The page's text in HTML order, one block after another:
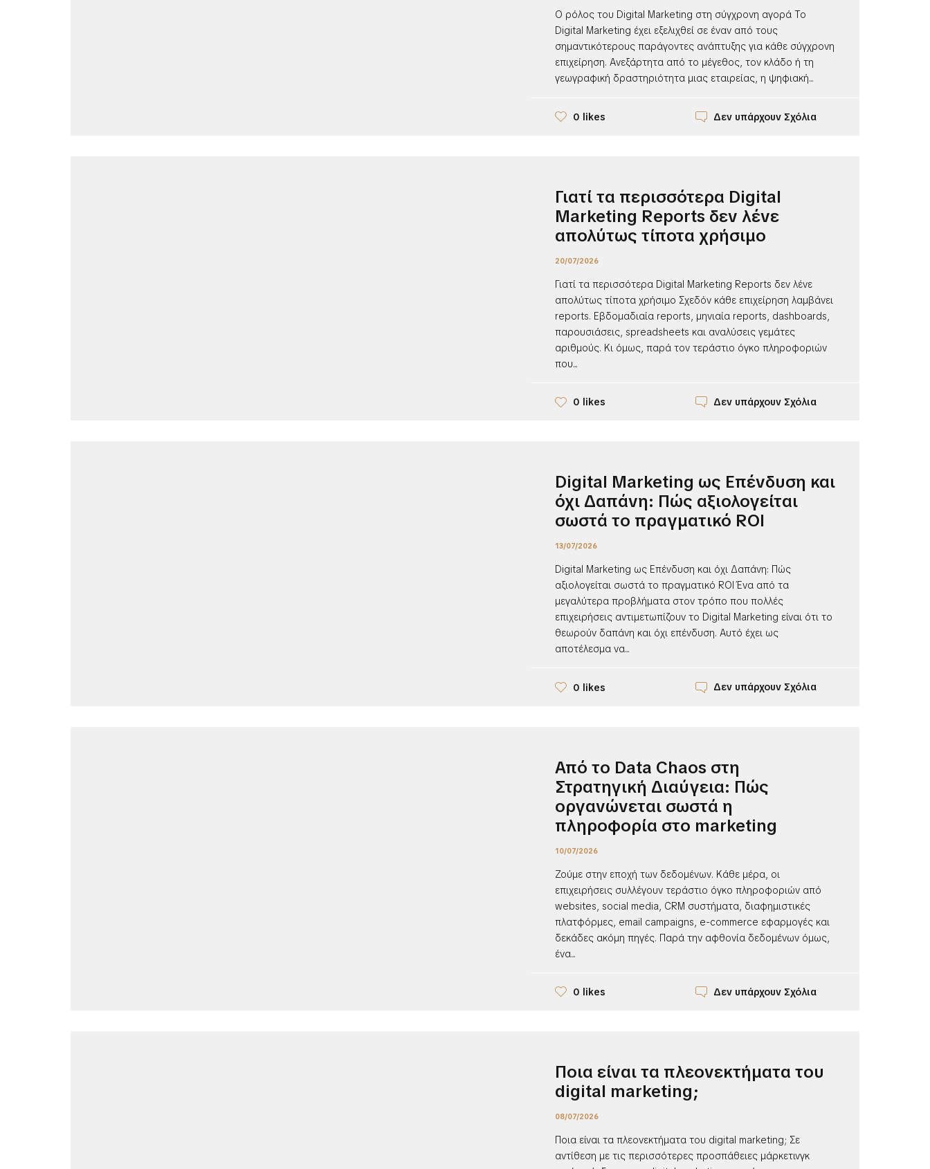
Ο ρόλος του Digital Marketing στη σύγχρονη αγορά Το
Digital Marketing έχει εξελιχθεί σε έναν από τους
σημαντικότερους παράγοντες ανάπτυξης για κάθε σύγχρονη
επιχείρηση. Ανεξάρτητα από το μέγεθος, τον κλάδο ή τη
γεωγραφική δραστηριότητα μιας εταιρείας, η ψηφιακή...
0 likes Δεν υπάρχουν Σχόλια
Γιατί τα περισσότερα Digital
Marketing Reports δεν λένε
απολύτως τίποτα χρήσιμο
20/07/2026
Γιατί τα περισσότερα Digital Marketing Reports δεν λένε
απολύτως τίποτα χρήσιμο Σχεδόν κάθε επιχείρηση λαμβάνει
reports. Εβδομαδιαία reports, μηνιαία reports, dashboards,
παρουσιάσεις, spreadsheets και αναλύσεις γεμάτες
αριθμούς. Κι όμως, παρά τον τεράστιο όγκο πληροφοριών
που...
0 likes Δεν υπάρχουν Σχόλια
Digital Marketing ως Επένδυση και
όχι Δαπάνη: Πώς αξιολογείται
σωστά το πραγματικό ROI
13/07/2026
Digital Marketing ως Επένδυση και όχι Δαπάνη: Πώς
αξιολογείται σωστά το πραγματικό ROI Ένα από τα
μεγαλύτερα προβλήματα στον τρόπο που πολλές
επιχειρήσεις αντιμετωπίζουν το Digital Marketing είναι ότι το
θεωρούν δαπάνη και όχι επένδυση. Αυτό έχει ως
αποτέλεσμα να...
0 likes Δεν υπάρχουν Σχόλια
Από το Data Chaos στη
Στρατηγική Διαύγεια: Πώς
οργανώνεται σωστά η
πληροφορία στο marketing
10/07/2026
Ζούμε στην εποχή των δεδομένων. Κάθε μέρα, οι
επιχειρήσεις συλλέγουν τεράστιο όγκο πληροφοριών από
websites, social media, CRM συστήματα, διαφημιστικές
πλατφόρμες, email campaigns, e-commerce εφαρμογές και
δεκάδες ακόμη πηγές. Παρά την αφθονία δεδομένων όμως,
ένα...
0 likes Δεν υπάρχουν Σχόλια
Ποια είναι τα πλεονεκτήματα του
digital marketing;
08/07/2026
Ποια είναι τα πλεονεκτήματα του digital marketing; Σε
αντίθεση με τις περισσότερες προσπάθειες μάρκετινγκ